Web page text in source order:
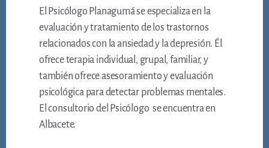
El Psicólogo Planagumá se especializa en la
evaluación y tratamiento de los trastornos
relacionados con la ansiedad y la depresión. Él
ofrece terapia individual, grupal, familiar, y
también ofrece asesoramiento y evaluación
psicológica para detectar problemas mentales.
El consultorio del Psicólogo se encuentra en
Albacete.